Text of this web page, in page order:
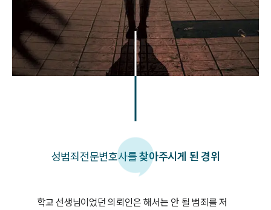
성범죄전문변호사를찾아주시게 된 경위
학교 선생님이었던 의뢰인은 해서는 안 될 범죄를 저